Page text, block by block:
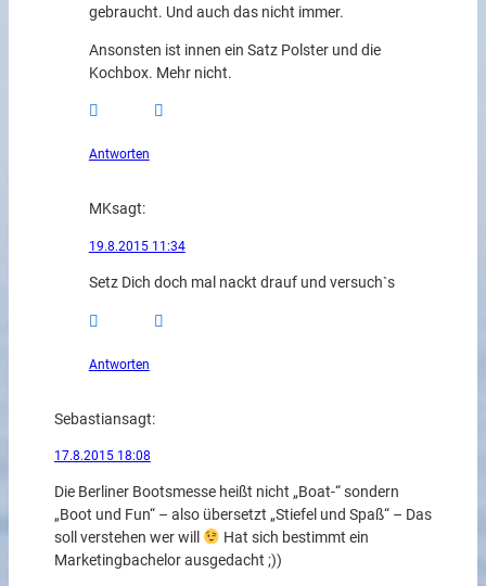
gebraucht. Und auch das nicht immer.
Ansonsten ist innen ein Satz Polster und die
Kochbox. Mehr nicht.
Antworten
MKsagt:
19.8.2015 11:34
Setz Dich doch mal nackt drauf und versuch`s
Antworten
Sebastiansagt:
17.8.2015 18:08
Die Berliner Bootsmesse heißt nicht „Boat-“ sondern
„Boot und Fun“ – also übersetzt „Stiefel und Spaß“ – Das
soll verstehen wer will
Hat sich bestimmt ein
Marketingbachelor ausgedacht ;))